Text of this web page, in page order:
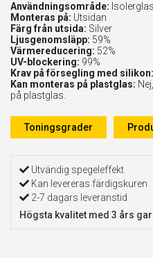
Användningsområde: Isolerglas
Monteras på: Utsidan
Färg från utsida: Silver
Ljusgenomsläpp: 59%
Värmereducering: 52%
UV-blockering: 99%
Krav på försegling med silikon:
Kan monteras på plastglas:
på plastglas.
Toningsgrader
Utvändig spegeleffekt
Kan levereras färdigskuren
2-7 dagars leveranstid
Högsta kvalitet med 3 års